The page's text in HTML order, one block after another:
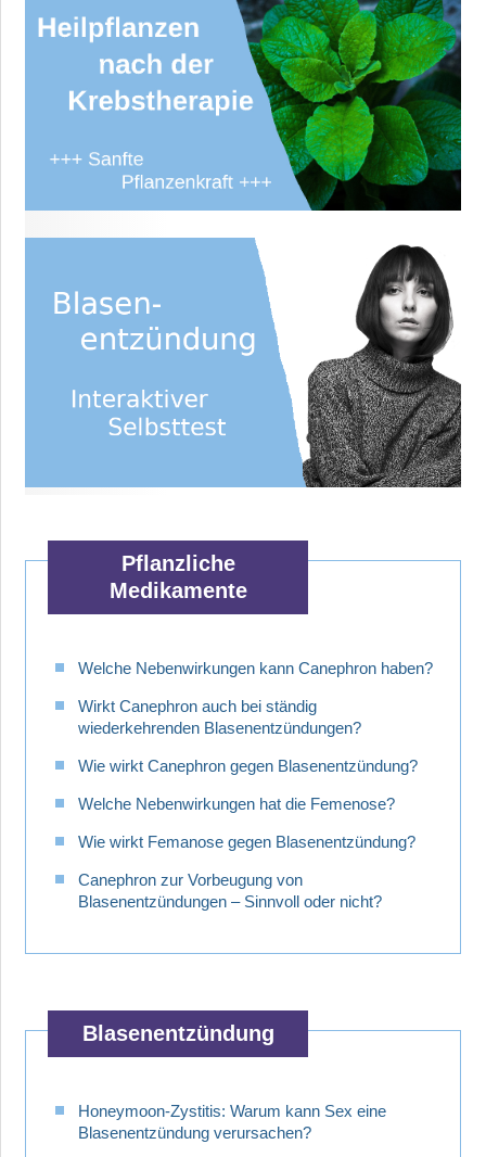
Pflanzliche
Medikamente
Welche Nebenwirkungen kann Canephron haben?
Wirkt Canephron auch bei ständig
wiederkehrenden Blasenentzündungen?
Wie wirkt Canephron gegen Blasenentzündung?
Welche Nebenwirkungen hat die Femenose?
Wie wirkt Femanose gegen Blasenentzündung?
Canephron zur Vorbeugung von
Blasenentzündungen – Sinnvoll oder nicht?
Blasenentzündung
Honeymoon-Zystitis: Warum kann Sex eine
Blasenentzündung verursachen?